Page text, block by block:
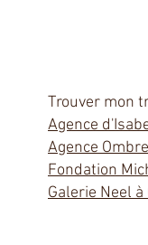
Résidente et
(coprésidente)
Trouver mon
Agence
Agence Ombre
Fondation
Galerie Neel à